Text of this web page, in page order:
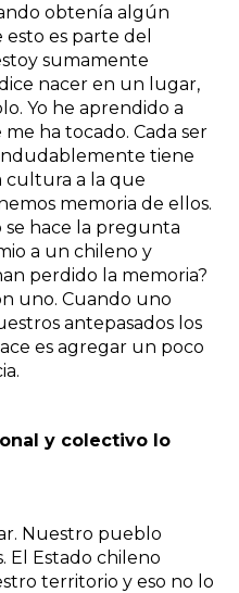
obtenía algún
es parte del
sumamente
nacer en un lugar,
Yo he aprendido a
ha tocado. Cada ser
tiene
cultura a la que
memoria de ellos.
hace la pregunta
a un chileno y
perdido la memoria?
uno. Cuando uno
antepasados los
es agregar un poco
y colectivo lo
Nuestro pueblo
El Estado chileno
territorio y eso no lo